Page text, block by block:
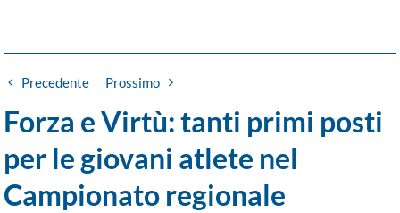
Precedente Prossimo
Forza e Virtù: tanti primi posti
per le giovani atlete nel
Campionato regionale